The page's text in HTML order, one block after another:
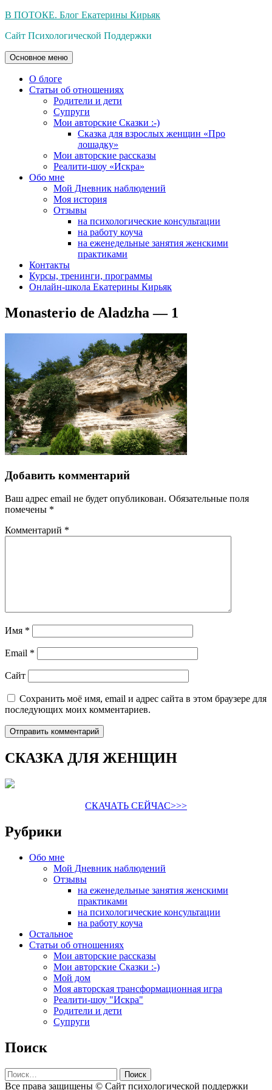
Перейти
содержимому
В ПОТОКЕ. Блог Екатерины Кирьяк
Сайт Психологической Поддержки
Основное меню
О блоге
Статьи об отношениях
Родители и дети
Супруги
Мои авторские Сказки :-)
Сказка для взрослых женщин «Про
лошадку»
Мои авторские рассказы
Реалити-шоу «Искра»
Обо мне
Мой Дневник наблюдений
Моя история
Отзывы
на психологические консультации
на работу коуча
на еженедельные занятия женскими
практиками
Контакты
Курсы, тренинги, программы
Онлайн-школа Екатерины Кирьяк
Monasterio de Aladzha — 1
Добавить комментарий
Ваш адрес email не будет опубликован. Обязательные поля
помечены *
Комментарий *
Имя *
Email *
Сайт
Сохранить моё имя, email и адрес сайта в этом браузере для
последующих моих комментариев.
СКАЗКА ДЛЯ ЖЕНЩИН
СКАЧАТЬ СЕЙЧАС>>>
Рубрики
Обо мне
Мой Дневник наблюдений
Отзывы
на еженедельные занятия женскими
практиками
на психологические консультации
на работу коуча
Остальное
Статьи об отношениях
Мои авторские рассказы
Мои авторские Сказки :-)
Мой дом
Моя авторская трансформационная игра
Реалити-шоу "Искра"
Родители и дети
Супруги
Поиск
Найти:
Все права защищены © Сайт психологической поддержки